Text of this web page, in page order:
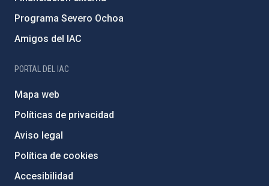
Programa Severo Ochoa
Amigos del IAC
PORTAL DEL IAC
Mapa web
Políticas de privacidad
Aviso legal
Política de cookies
Accesibilidad